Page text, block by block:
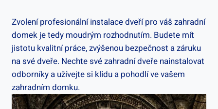
Zvolení profesionální instalace dveří pro váš zahradní
domek je tedy moudrým rozhodnutím. Budete mít
jistotu kvalitní práce, zvýšenou bezpečnost a záruku
na své dveře. Nechte své zahradní dveře nainstalovat
odborníky a užívejte si klidu a pohodlí ve vašem
zahradním domku.